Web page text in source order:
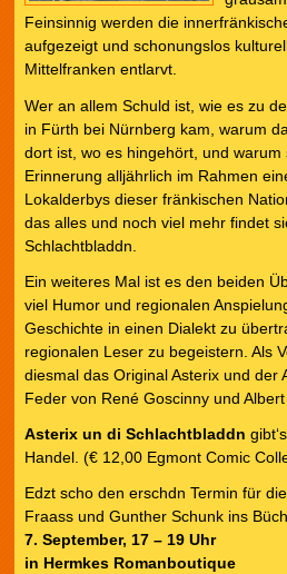
Feinsinnig werden die
aufgezeigt und schonungslos
Mittelfranken entlarvt.
Wer an allem Schuld ist, wie es zu
in Fürth bei Nürnberg kam, warum
dort ist, wo es hingehört, und
Erinnerung alljährlich im Rahmen
Lokalderbys dieser fränkischen
das alles und noch viel mehr findet
Schlachtbladdn.
Ein weiteres Mal ist es den beiden
viel Humor und regionalen
Geschichte in einen Dialekt zu
regionalen Leser zu begeistern. Als
diesmal das Original Asterix und der
Feder von René Goscinny und Albert
Asterix un di Schlachtbladdn
Handel. (€ 12,00 Egmont Comic
Edzt scho den erschdn Termin für die
Fraass und Gunther Schunk ins
7. September, 17 – 19 Uhr
in Hermkes Romanboutique